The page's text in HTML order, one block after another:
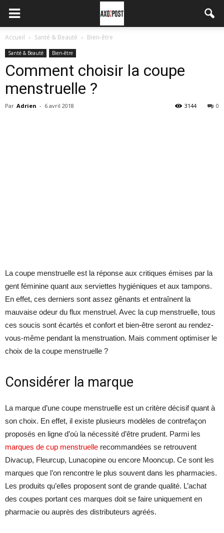
Accueil Santé & Beauté Bien-être
Santé & Beauté Bien-être
Comment choisir la coupe
menstruelle ?
Par Adrien - 6 avril 2018 0
3144
La coupe menstruelle est la réponse aux critiques émises par la
gent féminine quant aux serviettes hygiéniques et aux tampons.
En effet, ces derniers sont assez gênants et entraînent la
mauvaise odeur du flux menstruel. Avec la cup menstruelle, tous
ces soucis sont écartés et confort et bien-être seront au rendez-
vous-même pendant la menstruation. Mais comment optimiser le
choix de la coupe menstruelle ?
Considérer la marque
La marque d’une coupe menstruelle est un critère décisif quant à
son choix. En effet, il existe plusieurs modèles de contrefaçon
proposés en ligne d’où la nécessité d’être prudent. Parmi les
marques de cup menstruelle recommandées se retrouvent
Divacup, Fleurcup, Lunacopine ou encore Mooncup. Ce sont les
marques que l’on rencontre le plus souvent dans les pharmacies.
Les produits qu’elles proposent sont de grande qualité. L’achat
des coupes portant ces marques doit se faire uniquement en
pharmacie ou auprès des distributeurs agréés.